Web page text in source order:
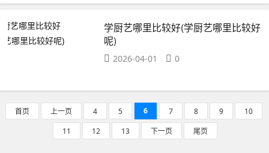
学厨艺哪里比较好(学厨艺哪里比较好
呢)
2026-04-01 0
首页 上一页 4 5 6 7 8 9
10
11
12 13 下一页 尾页